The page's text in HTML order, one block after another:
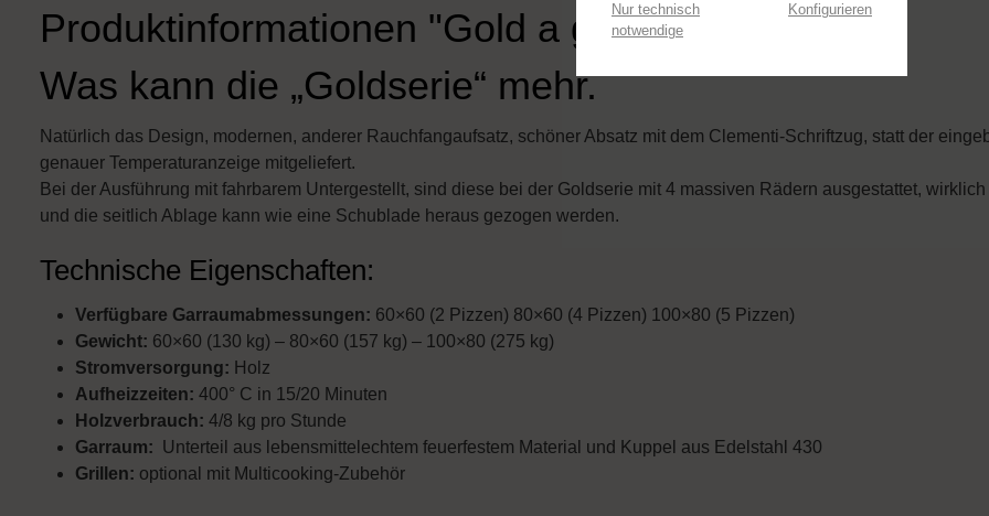
Produktinformationen "Gold a gas"
Was kann die „Goldserie“ mehr.
Natürlich das Design, modernen, anderer Rauchfangaufsatz, schöner Absatz mit dem Clementi-Schriftzug, statt der
genauer Temperaturanzeige mitgeliefert.
Bei der Ausführung mit fahrbarem Untergestellt, sind diese bei der Goldserie mit 4 massiven Rädern ausgestattet,
und die seitlich Ablage kann wie eine Schublade heraus gezogen werden.
Technische Eigenschaften:
Verfügbare Garraumabmessungen: 60×60 (2 Pizzen) 80×60 (4 Pizzen) 100×80 (5 Pizzen)
Gewicht: 60×60 (130 kg) – 80×60 (157 kg) – 100×80 (275 kg)
Stromversorgung: Holz
Aufheizzeiten: 400° C in 15/20 Minuten
Holzverbrauch: 4/8 kg pro Stunde
Garraum: Unterteil aus lebensmittelechtem feuerfestem Material und Kuppel aus Edelstahl 430
Grillen: optional mit Multicooking-Zubehör
Nur technisch
notwendige
Konfigurieren